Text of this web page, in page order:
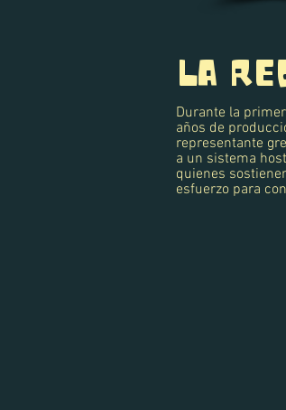
LA
Durante la
años de
representante
a un sistema
quienes
esfuerzo para